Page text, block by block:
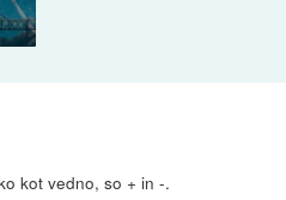
kot vedno, so + in -.